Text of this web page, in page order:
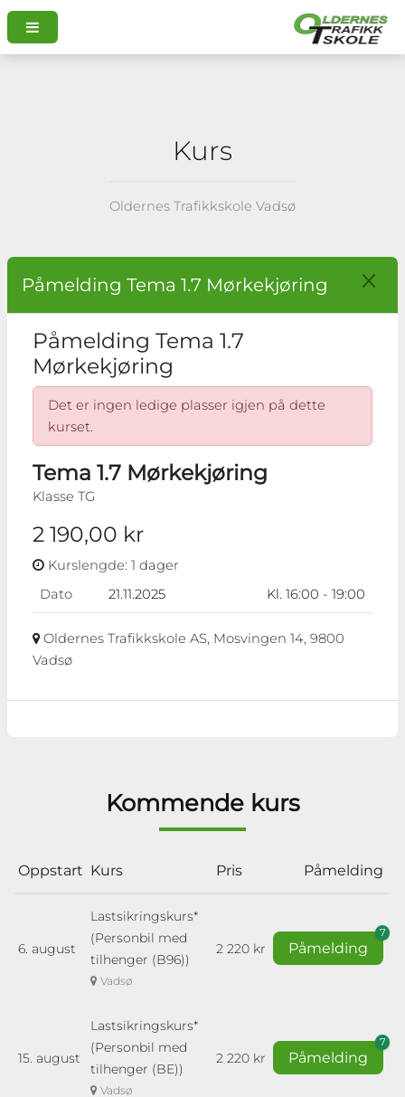
Kurs
Oldernes Trafikkskole Vadsø
Påmelding Tema 1.7 Mørkekjøring
Påmelding Tema 1.7
Mørkekjøring
Det er ingen ledige plasser igjen på dette
kurset.
Tema 1.7 Mørkekjøring
Klasse TG
2 190,00 kr
Kurslengde: 1 dager
Dato
21.11.2025 Kl. 16:00 - 19:00
Oldernes Trafikkskole AS, Mosvingen 14, 9800
Vadsø
Kommende kurs
Oppstart Kurs Pris Påmelding
6. august
Lastsikringskurs*
(Personbil med
tilhenger (B96))
Vadsø
2 220 kr Påmelding
7
15. august
Lastsikringskurs*
(Personbil med
tilhenger (BE))
Vadsø
2 220 kr Påmelding
7